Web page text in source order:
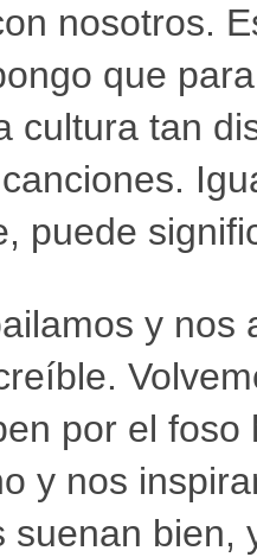
nosotros.
que
cultura tan
puede
y nos
por el
y nos
suenan bien,